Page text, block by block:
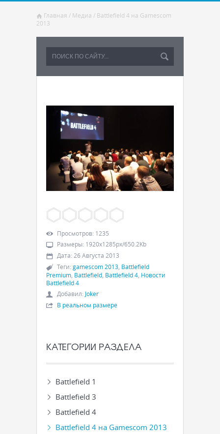
Главная / Медиа / Battlefield 4 на Gamescom
2013
Просмотров: 1235
Размеры: 1920x1285px/650.2Kb
Дата: 26 Августа 2013
Теги: gamescom 2013 Battlefield
Premium Battlefield Battlefield 4 Новости
Battlefield 4
Добавил: Joker
В реальном размере
КАТЕГОРИИ РАЗДЕЛА
Battlefield 1
Battlefield 3
Battlefield 4
Battlefield 4 на Gamescom 2013